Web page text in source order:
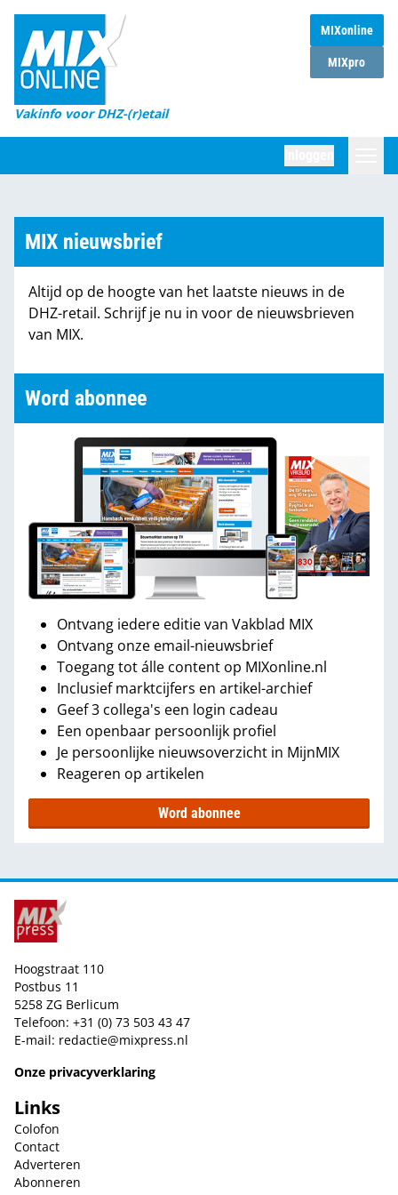
MIXonline
MIXpro
Vakinfo voor DHZ-(r)etail
Home
Magazines
DHZ Sessie
Marktcijfers
Partners
MIX nieuwsbrief
Altijd op de hoogte van het laatste nieuws in de
DHZ-retail. Schrijf je nu in voor de nieuwsbrieven
van MIX.
Word abonnee
Ontvang iedere editie van Vakblad MIX
Ontvang onze email-nieuwsbrief
Toegang tot álle content op MIXonline.nl
Inclusief marktcijfers en artikel-archief
Geef 3 collega's een login cadeau
Een openbaar persoonlijk profiel
Je persoonlijke nieuwsoverzicht in MijnMIX
Reageren op artikelen
Word abonnee
Hoogstraat 110
Postbus 11
5258 ZG Berlicum
Telefoon: +31 (0) 73 503 43 47
E-mail: redactie@mixpress.nl
Onze privacyverklaring
Links
Colofon
Contact
Adverteren
Abonneren